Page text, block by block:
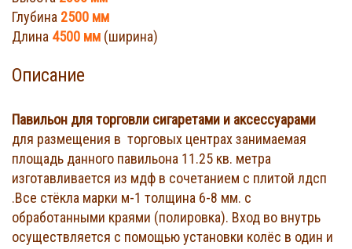
Глубина 2500 мм
Длина 4500 мм (ширина)
Описание
Павильон для торговли сигаретами и аксессуарами
для размещения в торговых центрах занимаемая
площадь данного павильона 11.25 кв. метра
изготавливается из мдф в сочетанием с плитой лдсп
.Все стёкла марки м-1 толщина 6-8 мм. с
обработанными краями (полировка). Вход во внутрь
осуществляется с помощью установки колёс в один и